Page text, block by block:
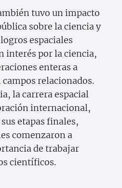
tuvo un impacto
sobre la ciencia y
espaciales
interés por la ciencia,
enteras a
relacionados.
la carrera espacial
internacional,
etapas finales,
comenzaron a
de trabajar
científicos.